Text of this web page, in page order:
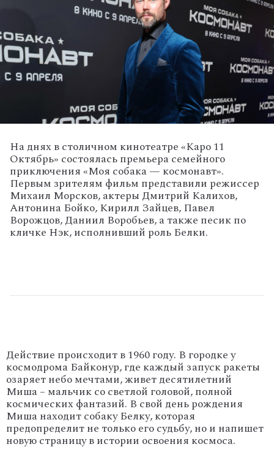
На днях в столичном кинотеатре «Каро 11
Октябрь» состоялась премьера семейного
приключения «Моя собака — космонавт».
Первым зрителям фильм представили режиссер
Михаил Морсков, актеры Дмитрий Калихов,
Антонина Бойко, Кирилл Зайцев, Павел
Ворожцов, Даниил Воробьев, а также песик по
кличке Нэк, исполнивший роль Белки.
Действие происходит в 1960 году. В городке у
космодрома Байконур, где каждый запуск ракеты
озаряет небо мечтами, живет десятилетний
Миша – мальчик со светлой головой, полной
космических фантазий. В свой день рождения
Миша находит собаку Белку, которая
предопределит не только его судьбу, но и напишет
новую страницу в истории освоения космоса.